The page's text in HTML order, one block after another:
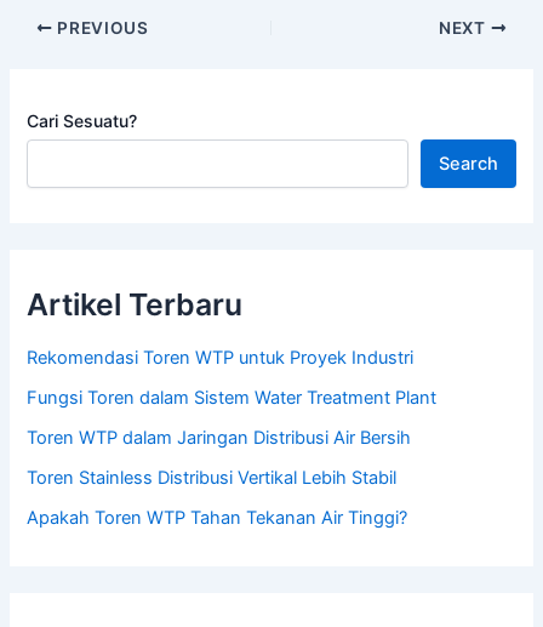
PREVIOUS NEXT
Cari Sesuatu?
Search
Artikel Terbaru
Rekomendasi Toren WTP untuk Proyek Industri
Fungsi Toren dalam Sistem Water Treatment Plant
Toren WTP dalam Jaringan Distribusi Air Bersih
Toren Stainless Distribusi Vertikal Lebih Stabil
Apakah Toren WTP Tahan Tekanan Air Tinggi?